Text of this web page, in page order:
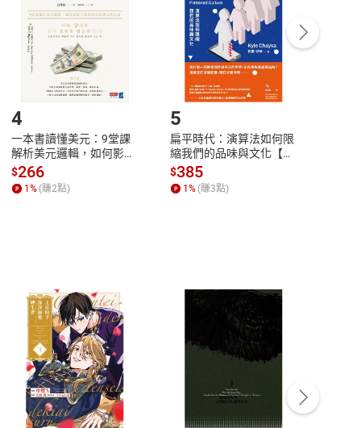
貨。
號，下載書籍後看書
客服資訊
服務時間：週一到週五 10:00-12:00、
4
一本書讀懂美元：9堂課
解析美元邏輯，如何影響
全球經濟和每個人的投資
【電子書】
$266
1% (賺2點)
5
扁平時代：演算法如何限
縮我們的品味與文化【電
子書】
$385
1% (賺3點)